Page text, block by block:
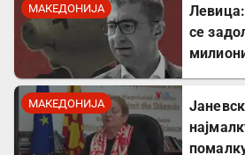
МАКЕДОНИЈА
се
МАКЕДОНИЈА